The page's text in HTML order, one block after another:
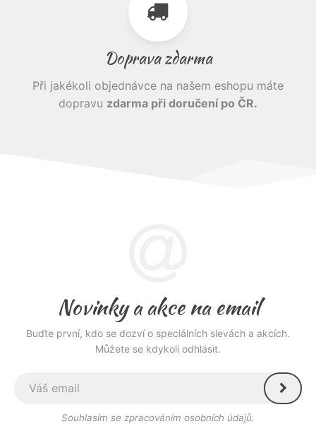
Doprava zdarma
Při jakékoli objednávce na našem eshopu máte
dopravu zdarma při doručení po ČR.
Novinky a akce na email
Buďte první, kdo se dozví o speciálních slevách a akcích.
Můžete se kdykoli odhlásit.
Souhlasím se zpracováním osobních údajů.